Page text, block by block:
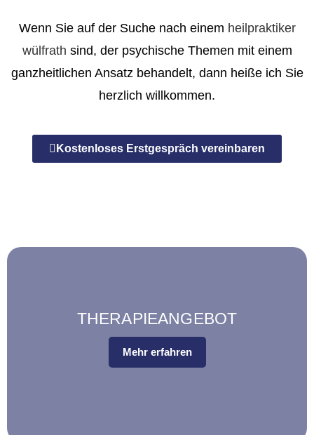
Wenn Sie auf der Suche nach einem heilpraktiker
wülfrath sind, der psychische Themen mit einem
ganzheitlichen Ansatz behandelt, dann heiße ich Sie
herzlich willkommen.
Kostenloses Erstgespräch vereinbaren
THERAPIEANGEBOT
Mehr erfahren